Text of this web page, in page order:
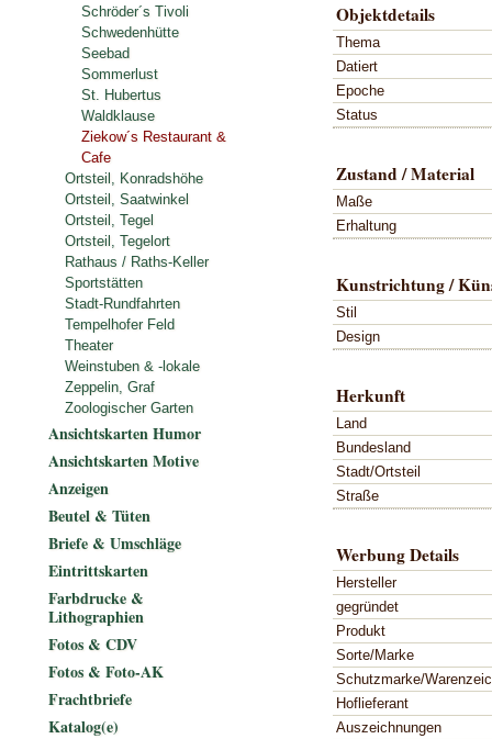
Objektdetails
Thema
Datiert
Epoche
Status
Zustand / Material
Maße
Erhaltung
Kunstrichtung /
Stil
Design
Herkunft
Land
Bundesland
Stadt/Ortsteil
Straße
Werbung Details
Hersteller
gegründet
Produkt
Sorte/Marke
Schutzmarke/
Hoflieferant
Auszeichnungen
Schröder´s Tivoli
Schwedenhütte
Seebad
Sommerlust
St. Hubertus
Waldklause
Ziekow´s Restaurant &
Cafe
Ortsteil, Konradshöhe
Ortsteil, Saatwinkel
Ortsteil, Tegel
Ortsteil, Tegelort
Rathaus / Raths-Keller
Sportstätten
Stadt-Rundfahrten
Tempelhofer Feld
Theater
Weinstuben & -lokale
Zeppelin, Graf
Zoologischer Garten
Ansichtskarten Humor
Ansichtskarten Motive
Anzeigen
Beutel & Tüten
Briefe & Umschläge
Eintrittskarten
Farbdrucke &
Lithographien
Fotos & CDV
Fotos & Foto-AK
Frachtbriefe
Katalog(e)